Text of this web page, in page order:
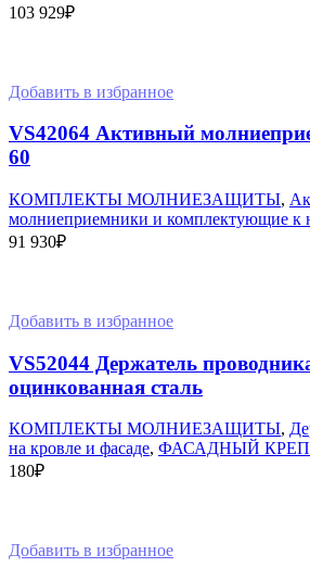
103 929₽
Добавить в избранное
VS42064 Активный
60
КОМПЛЕКТЫ МОЛНИЕЗАЩИТЫ,
молниеприемники и комплектующие к
91 930₽
Добавить в избранное
VS52044 Держатель
оцинкованная сталь
КОМПЛЕКТЫ МОЛНИЕЗАЩИТЫ,
на кровле и фасаде, ФАСАДНЫЙ
180₽
Добавить в избранное